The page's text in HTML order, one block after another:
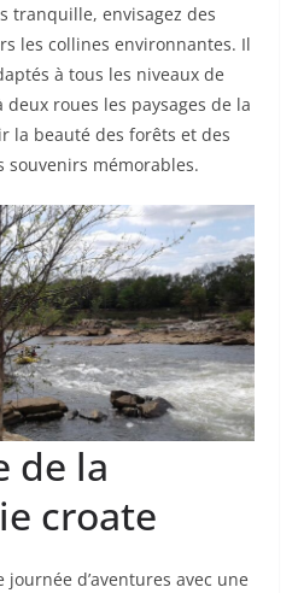
tranquille, envisagez des
les collines environnantes. Il
à tous les niveaux de
roues les paysages de la
la beauté des forêts et des
souvenirs mémorables.
de la
croate
d’aventures avec une